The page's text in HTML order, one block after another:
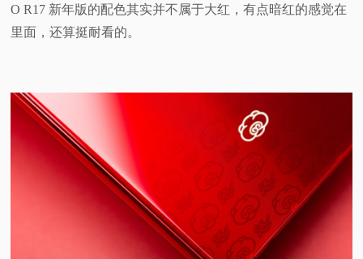
O R17 新年版的配色其实并不属于大红，有点暗红的感觉在
里面，还算挺耐看的。